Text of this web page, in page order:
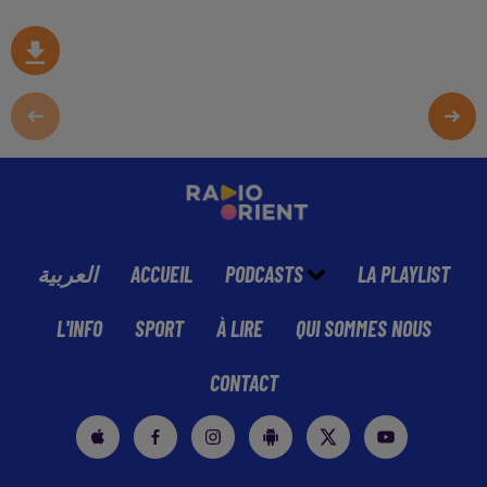
العربية ACCUEIL PODCASTS LA PLAYLIST
L'INFO SPORT À LIRE QUI SOMMES NOUS
CONTACT